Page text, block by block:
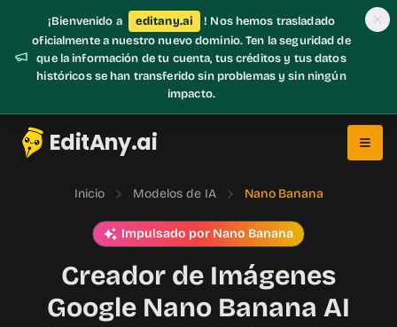
¡Bienvenido a editany.ai
! Nos hemos trasladado
oficialmente a nuestro nuevo dominio. Ten la seguridad de
que la información de tu cuenta, tus créditos y tus datos
históricos se han transferido sin problemas y sin ningún
impacto.
EditAny.ai
Inicio Modelos de IA Nano Banana
Creador de Imágenes
Google Nano Banana AI
Impulsado por Nano Banana